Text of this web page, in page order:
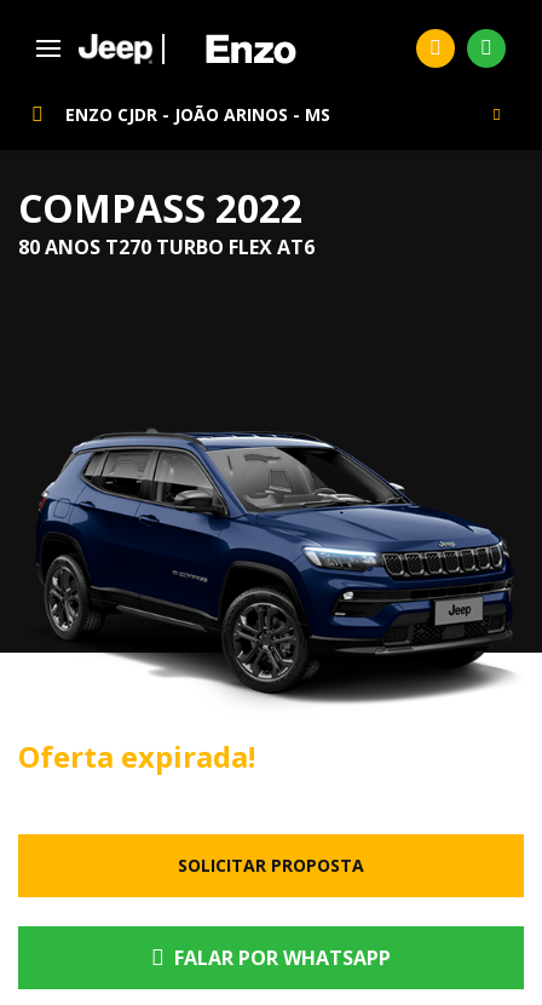
ENZO CJDR - JOÃO ARINOS - MS
COMPASS 2022
80 ANOS T270 TURBO FLEX AT6
Oferta expirada!
SOLICITAR PROPOSTA
FALAR POR WHATSAPP